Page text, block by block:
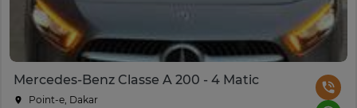
Mercedes-Benz Classe A 200 - 4 Matic
Point-e, Dakar